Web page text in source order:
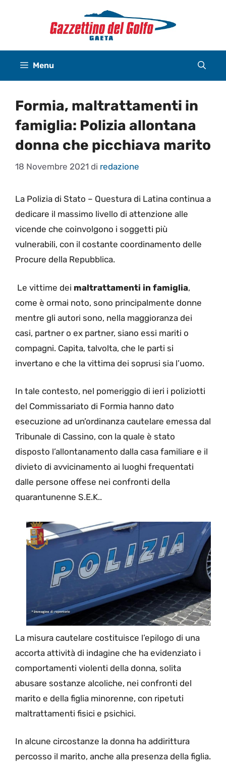
Menu
Formia, maltrattamenti in
famiglia: Polizia allontana
donna che picchiava marito
18 Novembre 2021 di redazione
La Polizia di Stato – Questura di Latina continua a
dedicare il massimo livello di attenzione alle
vicende che coinvolgono i soggetti più
vulnerabili, con il costante coordinamento delle
Procure della Repubblica.
Le vittime dei maltrattamenti in famiglia,
come è ormai noto, sono principalmente donne
mentre gli autori sono, nella maggioranza dei
casi, partner o ex partner, siano essi mariti o
compagni. Capita, talvolta, che le parti si
invertano e che la vittima dei soprusi sia l’uomo.
In tale contesto, nel pomeriggio di ieri i poliziotti
del Commissariato di Formia hanno dato
esecuzione ad un’ordinanza cautelare emessa dal
Tribunale di Cassino, con la quale è stato
disposto l’allontanamento dalla casa familiare e il
divieto di avvicinamento ai luoghi frequentati
dalle persone offese nei confronti della
quarantunenne S.E.K..
La misura cautelare costituisce l’epilogo di una
accorta attività di indagine che ha evidenziato i
comportamenti violenti della donna, solita
abusare sostanze alcoliche, nei confronti del
marito e della figlia minorenne, con ripetuti
maltrattamenti fisici e psichici.
In alcune circostanze la donna ha addirittura
percosso il marito, anche alla presenza della figlia.